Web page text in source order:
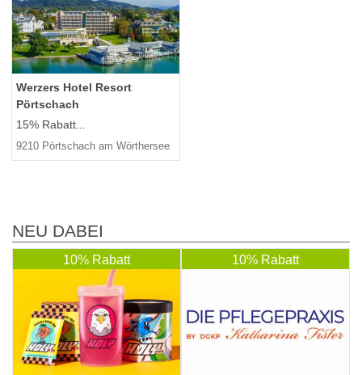
Werzers Hotel Resort
Pörtschach
15% Rabatt...
9210 Pörtschach am Wörthersee
NEU DABEI
10% Rabatt 10% Rabatt